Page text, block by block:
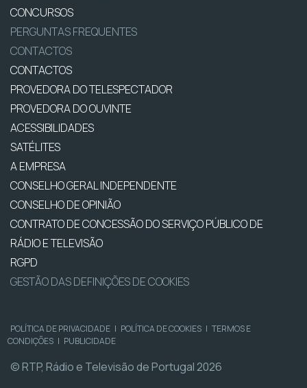
CONCURSOS
PERGUNTAS FREQUENTES
CONTACTOS
CONTACTOS
PROVEDORA DO TELESPECTADOR
PROVEDORA DO OUVINTE
ACESSIBILIDADES
SATÉLITES
A EMPRESA
CONSELHO GERAL INDEPENDENTE
CONSELHO DE OPINIÃO
CONTRATO DE CONCESSÃO DO SERVIÇO PÚBLICO DE
RÁDIO E TELEVISÃO
RGPD
GESTÃO DAS DEFINIÇÕES DE COOKIES
POLÍTICA DE PRIVACIDADE | POLÍTICA DE COOKIES | TERMOS E
CONDIÇÕES | PUBLICIDADE
© RTP, Rádio e Televisão de Portugal 2026